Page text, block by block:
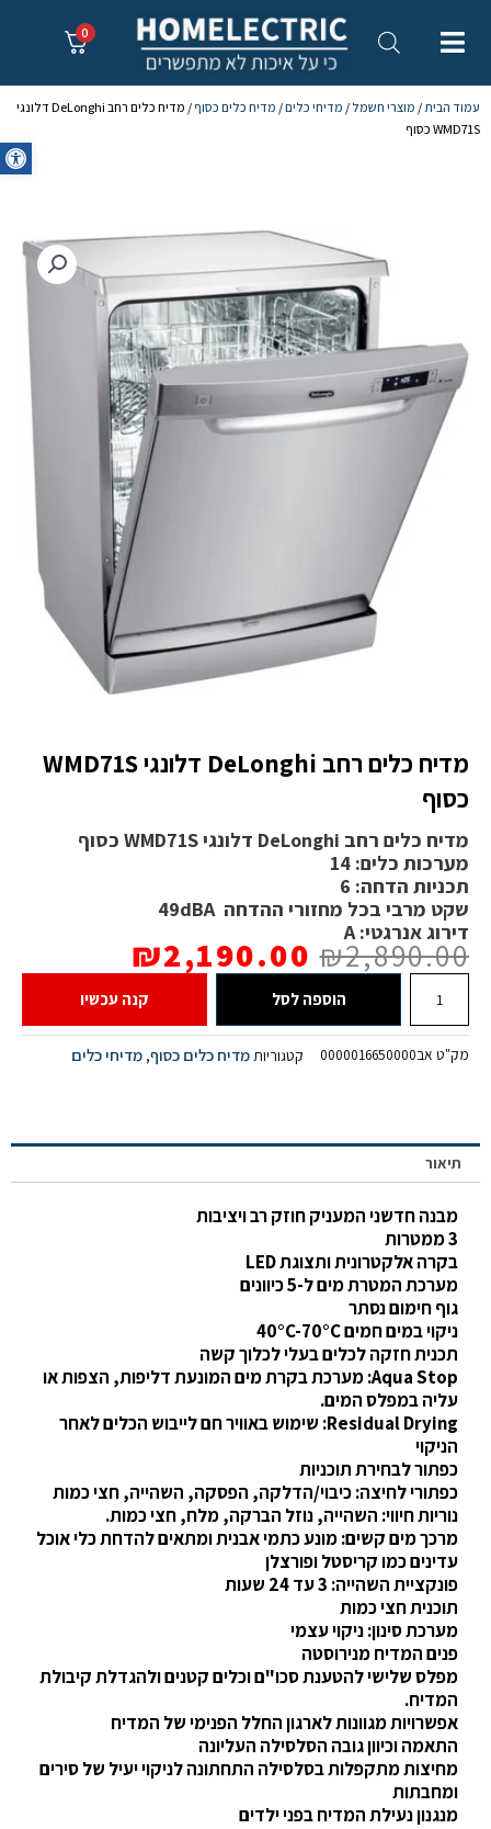
0
עמוד הבית / מוצרי חשמל / מדיחי כלים/ מדיח כלים כסוף
/ מדיח כלים רחב DeLonghi דלונגי
WMD71S כסוף
מדיח כלים רחב DeLonghi דלונגי WMD71S
כסוף
מדיח כלים רחב DeLonghi דלונגי WMD71S כסוף
מערכות כלים: 14
תכניות הדחה: 6
שקט מרבי בכל מחזורי ההדחה 49dBA
דירוג אנרגטי: A
₪2,890.00
₪2,190.00
הוספה לסל קנה עכשיו
מק"ט אב0000016650000 קטגוריותמדיח כלים כסוף, מדיחי כלים
תיאור
מבנה חדשני המעניק חוזק רב ויציבות
3 ממטרות
בקרה אלקטרונית ותצוגת LED
מערכת המטרת מים ל-5 כיוונים
גוף חימום נסתר
ניקוי במים חמים 40°C-70°C
תכנית חזקה לכלים בעלי לכלוך קשה
Aqua Stop: מערכת בקרת מים המונעת דליפות, הצפות או
עליה במפלס המים.
Residual Drying: שימוש באוויר חם לייבוש הכלים לאחר
הניקוי
כפתור לבחירת תוכניות
כפתורי לחיצה: כיבוי/הדלקה, הפסקה, השהייה, חצי כמות
נוריות חיווי: השהייה, נוזל הברקה, מלח, חצי כמות.
מרכך מים קשים: מונע כתמי אבנית ומתאים להדחת כלי אוכל
עדינים כמו קריסטל ופורצלן
פונקציית השהייה: 3 עד 24 שעות
תוכנית חצי כמות
מערכת סינון: ניקוי עצמי
פנים המדיח מנירוסטה
מפלס שלישי להטענת סכו"ם וכלים קטנים ולהגדלת קיבולת
המדיח.
אפשרויות מגוונות לארגון החלל הפנימי של המדיח
התאמה וכיוון גובה הסלסילה העליונה
מחיצות מתקפלות בסלסילה התחתונה לניקוי יעיל של סירים
ומחבתות
מנגנון נעילת המדיח בפני ילדים